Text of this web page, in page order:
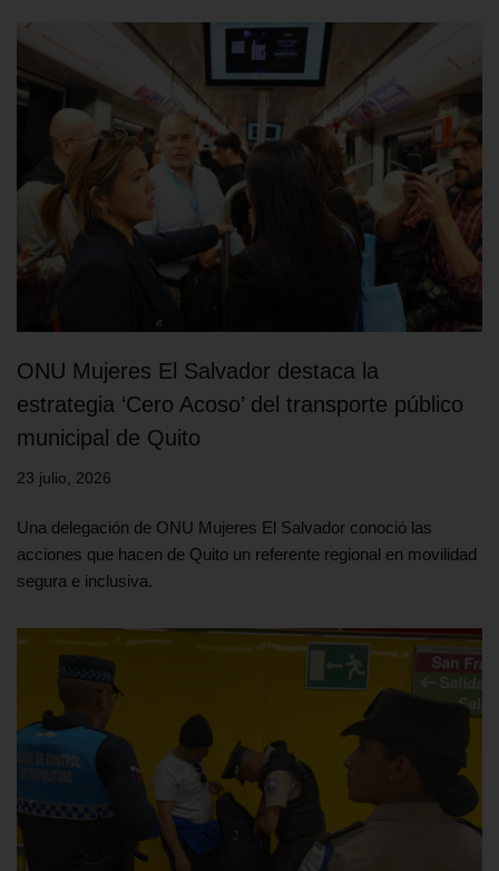
ONU Mujeres El Salvador destaca la
estrategia ‘Cero Acoso’ del transporte público
municipal de Quito
23 julio, 2026
Una delegación de ONU Mujeres El Salvador conoció las
acciones que hacen de Quito un referente regional en movilidad
segura e inclusiva.